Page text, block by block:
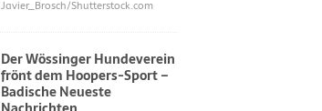
Javier_Brosch/Shutterstock.com
Der Wössinger Hundeverein
frönt dem Hoopers-Sport –
Badische Neueste